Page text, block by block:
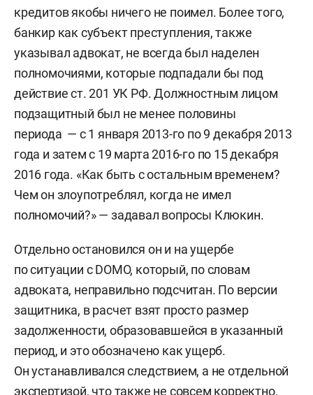
кредитов якобы ничего не поимел. Более того,
банкир как субъект преступления, также
указывал адвокат, не всегда был наделен
полномочиями, которые подпадали бы под
действие ст. 201 УК РФ. Должностным лицом
подзащитный был не менее половины
периода — с 1 января 2013-го по 9 декабря 2013
года и затем с 19 марта 2016-го по 15 декабря
2016 года. «Как быть с остальным временем?
Чем он злоупотреблял, когда не имел
полномочий?» — задавал вопросы Клюкин.
Отдельно остановился он и на ущербе
по ситуации с DOMO, который, по словам
адвоката, неправильно подсчитан. По версии
защитника, в расчет взят просто размер
задолженности, образовавшейся в указанный
период, и это обозначено как ущерб.
Он устанавливался следствием, а не отдельной
экспертизой, что также не совсем корректно,